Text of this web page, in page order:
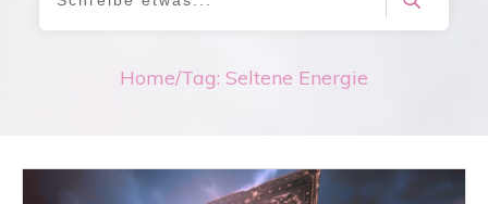
Home/Tag: Seltene Energie